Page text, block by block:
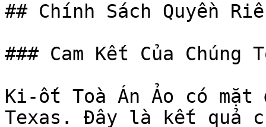
## Chính Sách Quyền
### Cam Kết Của Chúng
Ki-ốt Toà Án Ảo có
Texas. Đây là kết quả